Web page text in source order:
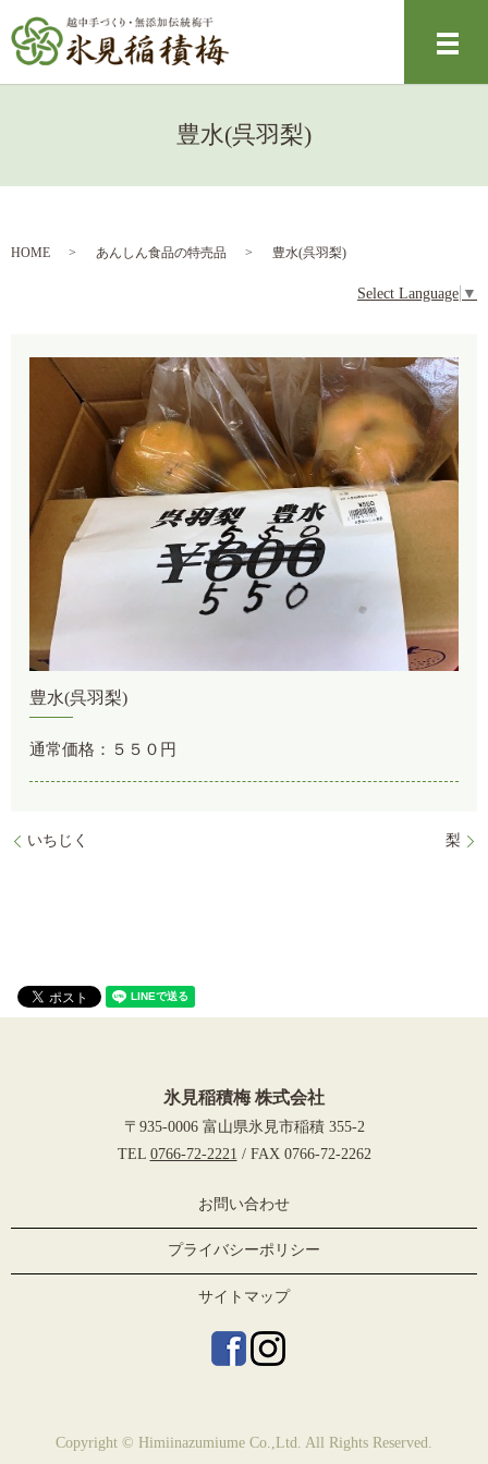
豊水(呉羽梨)
HOME あんしん食品の特売品 豊水(呉羽梨)
Select Language ▼
豊水(呉羽梨)
通常価格：５５０円
いちじく 梨
氷見稲積梅 株式会社
〒935-0006 富山県氷見市稲積 355-2
TEL 0766-72-2221 / FAX 0766-72-2262
お問い合わせ
プライバシーポリシー
サイトマップ
Copyright © Himiinazumiume Co.,Ltd. All Rights Reserved.